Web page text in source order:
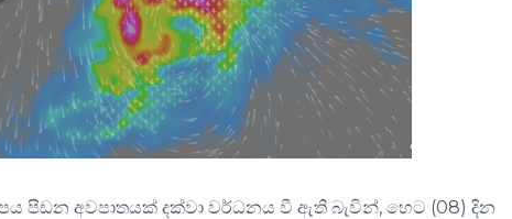
පීඩන අවපාතයක් දක්වා වර්ධනය වී ඇති බැවින්, හෙට (08) දින